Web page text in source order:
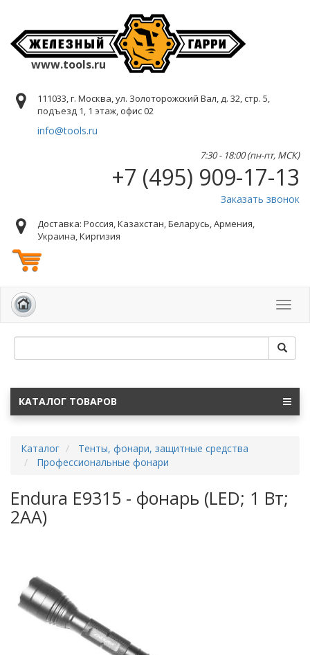
www.tools.ru
111033, г. Москва, ул. Золоторожский Вал, д. 32, стр. 5,
подъезд 1, 1 этаж, офис 02
info@tools.ru
7:30 - 18:00 (пн-пт, МСК)
+7 (495) 909-17-13
Заказать звонок
Доставка: Россия, Казахстан, Беларусь, Армения,
Украина, Киргизия
КАТАЛОГ ТОВАРОВ
Каталог
Тенты, фонари, защитные средства
Профессиональные фонари
Endura E9315 - фонарь (LED; 1 Вт;
2АА)